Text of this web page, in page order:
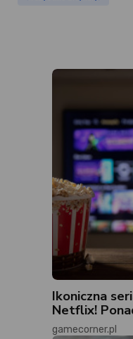
Ikoniczna
Netflix!
gamecorner.pl